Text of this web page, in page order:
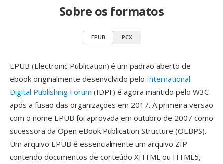
Sobre os formatos
EPUB PCX
EPUB (Electronic Publication) é um padrão aberto de
ebook originalmente desenvolvido pelo International
Digital Publishing Forum (IDPF) é agora mantido pelo W3C
após a fusao das organizações em 2017. A primeira versão
com o nome EPUB foi aprovada em outubro de 2007 como
sucessora da Open eBook Publication Structure (OEBPS).
Um arquivo EPUB é essencialmente um arquivo ZIP
contendo documentos de conteúdo XHTML ou HTML5,